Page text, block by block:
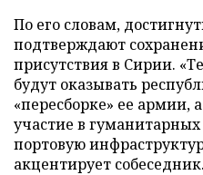
По его словам,
подтверждают
присутствия в Сирии.
будут оказывать
«пересборке» ее армии,
участие в гуманитарных
портовую
акцентирует собеседник.